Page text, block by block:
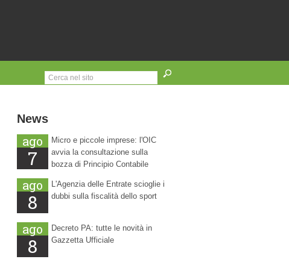
News
ago
7
Micro e piccole imprese: l'OIC
avvia la consultazione sulla
bozza di Principio Contabile
ago
8
L'Agenzia delle Entrate scioglie i
dubbi sulla fiscalità dello sport
ago
8
Decreto PA: tutte le novità in
Gazzetta Ufficiale